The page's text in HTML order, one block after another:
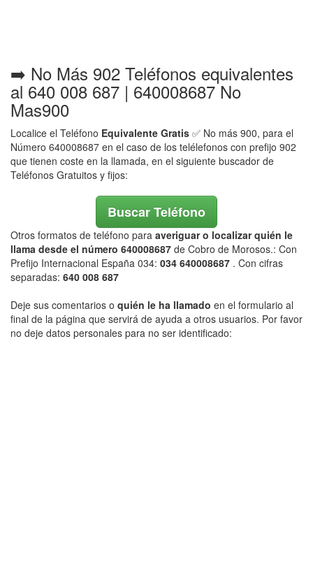
➡️ No Más 902 Teléfonos equivalentes
al 640 008 687 | 640008687 No
Mas900
Localice el Teléfono Equivalente Gratis ✅ No más 900, para el
Número 640008687 en el caso de los telélefonos con prefijo 902
que tienen coste en la llamada, en el siguiente buscador de
Teléfonos Gratuitos y fijos:
Buscar Teléfono
Otros formatos de teléfono para averiguar o localizar quién le
llama desde el número 640008687 de Cobro de Morosos.: Con
Prefijo Internacional España 034: 034 640008687 . Con cifras
separadas: 640 008 687
Deje sus comentarios o quién le ha llamado en el formulario al
final de la página que servirá de ayuda a otros usuarios. Por favor
no deje datos personales para no ser identificado: